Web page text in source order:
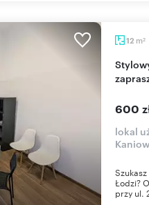
12 m2
Stylowy 12 m² lokal z parkingiem w Łodzi -
600
lokal
Łodzi?
przy ul.